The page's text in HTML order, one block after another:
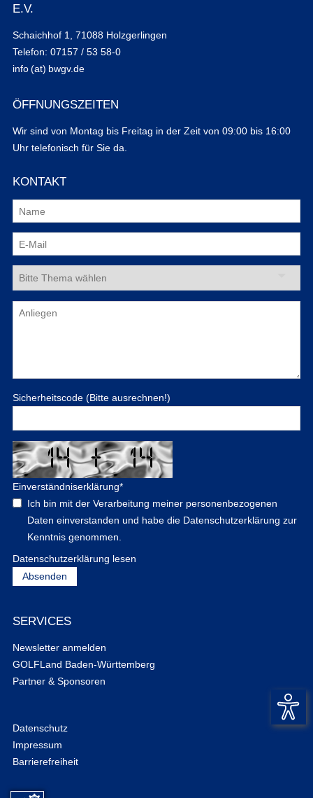
E.V.
Schaichhof 1, 71088 Holzgerlingen
Telefon: 07157 / 53 58-0
info (at) bwgv.de
ÖFFNUNGSZEITEN
Wir sind von Montag bis Freitag in der Zeit von 09:00 bis 16:00
Uhr telefonisch für Sie da.
KONTAKT
Sicherheitscode (Bitte ausrechnen!)
Einverständniserklärung*
Ich bin mit der Verarbeitung meiner personenbezogenen
Daten einverstanden und habe die Datenschutzerklärung zur
Kenntnis genommen.
Datenschutzerklärung lesen
SERVICES
Newsletter anmelden
GOLFLand Baden-Württemberg
Partner & Sponsoren
Datenschutz
Impressum
Barrierefreiheit